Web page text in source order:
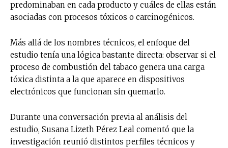
predominaban en cada producto y cuáles de ellas están
asociadas con procesos tóxicos o carcinogénicos.
Más allá de los nombres técnicos, el enfoque del
estudio tenía una lógica bastante directa: observar si el
proceso de combustión del tabaco genera una carga
tóxica distinta a la que aparece en dispositivos
electrónicos que funcionan sin quemarlo.
Durante una conversación previa al análisis del
estudio, Susana Lizeth Pérez Leal comentó que la
investigación reunió distintos perfiles técnicos y